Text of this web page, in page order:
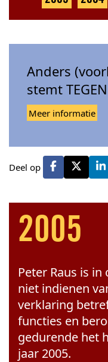
Anders
stemt
Meer informatie
Deel op
2005
Peter Raus is
niet indienen
verklaring
functies en
gedurende het
jaar 2005.